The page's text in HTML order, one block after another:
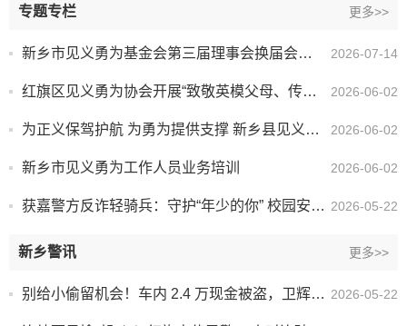
专题专栏 更多>>
新乡市见义勇为基金会第三届理事会换届会议圆满召开 2026-07-14
红旗区见义勇为协会开展“致敬英模父母、传承义勇之光”六一儿童节主题演讲活动 2026-06-02
为正义保驾护航 为勇为提供支撑 新乡县见义勇为协会与河南轩烁律师事务所达成战略合作 2026-06-02
新乡市见义勇为工作人员业务培训 2026-06-02
获嘉警方反诈轻骑兵：守护“年少的你” 校园安全宣讲全覆盖 2026-05-22
新乡警讯 更多>>
别给小偷留机会！车内 2.4 万现金被盗，卫辉公安 7 小时擒贼追赃 2026-05-22